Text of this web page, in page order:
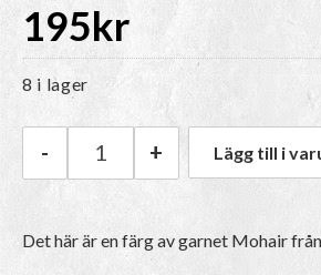
195kr
8 i lager
Malabrigo Mohair | 063
- + Lägg till i
Det här är en färg av garnet Mohair